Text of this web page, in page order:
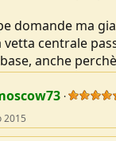
domande ma
centrale
anche
2015